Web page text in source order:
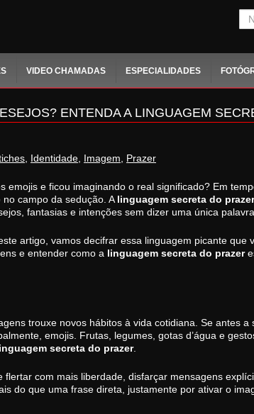
VIDEO CHAMADAS ESPECIALIDADES
ENTENDA A LINGUAGEM
Identidade Imagem Prazer
e ficou imaginando o real significado? Em
campo da sedução. A linguagem secreta do prazer
fantasias e intenções sem dizer uma única palavra.
artigo, vamos decifrar essa linguagem picante que
e entender como a linguagem secreta do prazer
trouxe novos hábitos à vida cotidiana. Se antes
emojis. Frutas, legumes, gotas d’água e
secreta do prazer.
com mais liberdade, disfarçar mensagens
do que uma frase direta, justamente por ativar o